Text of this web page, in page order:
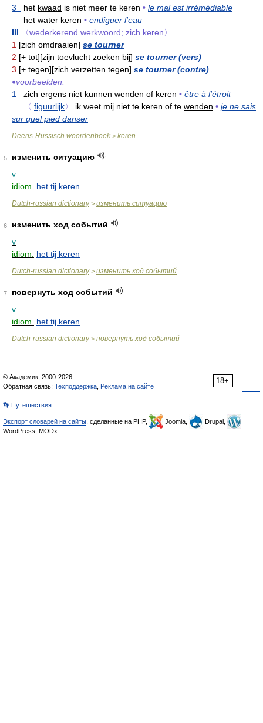
3
het kwaad is niet meer te keren • le mal est irrémédiable
het water keren • endiguer l'eau
III
〈wederkerend werkwoord; zich keren〉
1 [zich omdraaien] se tourner
2 [+ tot][zijn toevlucht zoeken bij] se tourner (vers)
3 [+ tegen][zich verzetten tegen] se tourner (contre)
♦voorbeelden:
1
zich ergens niet kunnen wenden of keren • être à l'étroit
〈 figuurlijk〉 ik weet mij niet te keren of te wenden • je ne sais
sur quel pied danser
Deens-Russisch woordenboek > keren
5
изменить ситуацию
v
idiom.
het tij keren
Dutch-russian dictionary> изменить ситуацию
6
изменить ход событий
v
idiom.
het tij keren
Dutch-russian dictionary> изменить ход событий
7
повернуть ход событий
v
idiom.
het tij keren
Dutch-russian dictionary> повернуть ход событий
18+
© Академик, 2000-2026
Обратная связь: Техподдержка Реклама на сайте
👣 Путешествия
Экспорт словарей на сайты , сделанные на PHP, Joomla,
Drupal,
WordPress, MODx.